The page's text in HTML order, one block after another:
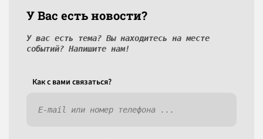
У Вас есть новости?
У вас есть тема? Вы находитесь на месте
событий? Напишите нам!
Как c вами связаться?